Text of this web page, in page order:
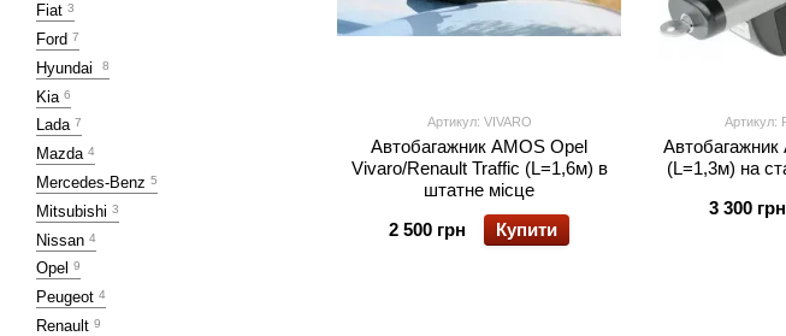
Артикул: VIVARO
Автобагажник AMOS Opel
Vivaro/Renault Traffic (L=1,6м) в
штатне місце
2 500 грн
Купити
Артикул:
(L=1,3м) на
3 300 грн
Fiat 3
Ford 7
Hyundai 8
Kia 6
Lada 7
Mazda 4
Mercedes-Benz 5
Mitsubishi 3
Nissan 4
Opel 9
Peugeot 4
Renault 9